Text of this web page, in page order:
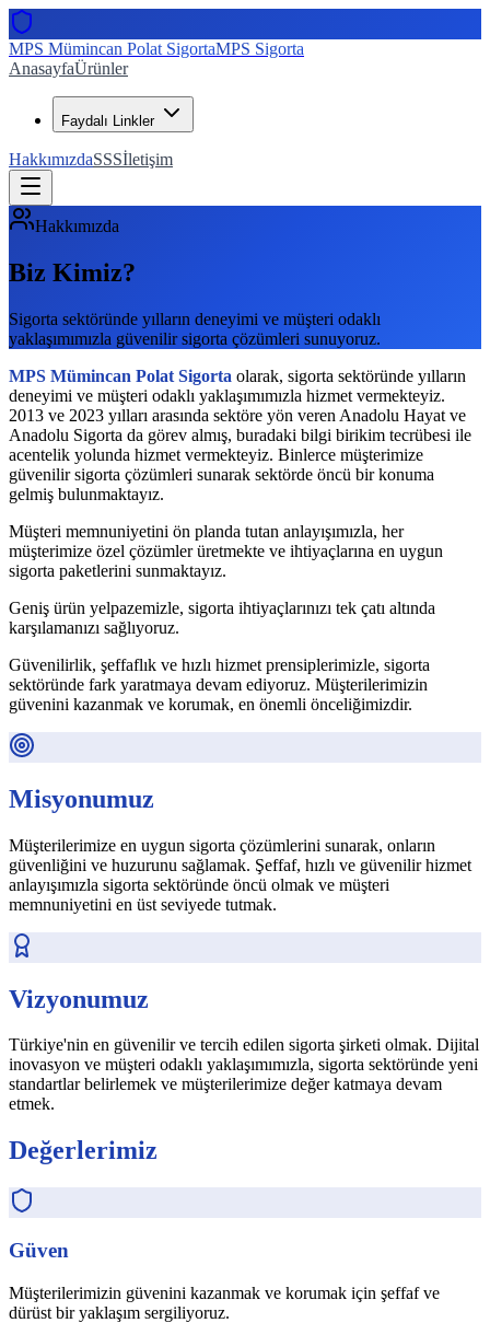
MPS Mümincan Polat SigortaMPS Sigorta
AnasayfaÜrünler
Faydalı Linkler
HakkımızdaSSSİletişim
Hakkımızda
Biz Kimiz?
Sigorta sektöründe yılların deneyimi ve müşteri odaklı
yaklaşımımızla güvenilir sigorta çözümleri sunuyoruz.
MPS Mümincan Polat Sigorta olarak, sigorta sektöründe yılların
deneyimi ve müşteri odaklı yaklaşımımızla hizmet vermekteyiz.
2013 ve 2023 yılları arasında sektöre yön veren Anadolu Hayat ve
Anadolu Sigorta da görev almış, buradaki bilgi birikim tecrübesi ile
acentelik yolunda hizmet vermekteyiz. Binlerce müşterimize
güvenilir sigorta çözümleri sunarak sektörde öncü bir konuma
gelmiş bulunmaktayız.
Müşteri memnuniyetini ön planda tutan anlayışımızla, her
müşterimize özel çözümler üretmekte ve ihtiyaçlarına en uygun
sigorta paketlerini sunmaktayız.
Geniş ürün yelpazemizle, sigorta ihtiyaçlarınızı tek çatı altında
karşılamanızı sağlıyoruz.
Güvenilirlik, şeffaflık ve hızlı hizmet prensiplerimizle, sigorta
sektöründe fark yaratmaya devam ediyoruz. Müşterilerimizin
güvenini kazanmak ve korumak, en önemli önceliğimizdir.
Misyonumuz
Müşterilerimize en uygun sigorta çözümlerini sunarak, onların
güvenliğini ve huzurunu sağlamak. Şeffaf, hızlı ve güvenilir hizmet
anlayışımızla sigorta sektöründe öncü olmak ve müşteri
memnuniyetini en üst seviyede tutmak.
Vizyonumuz
Türkiye'nin en güvenilir ve tercih edilen sigorta şirketi olmak. Dijital
inovasyon ve müşteri odaklı yaklaşımımızla, sigorta sektöründe yeni
standartlar belirlemek ve müşterilerimize değer katmaya devam
etmek.
Değerlerimiz
Güven
Müşterilerimizin güvenini kazanmak ve korumak için şeffaf ve
dürüst bir yaklaşım sergiliyoruz.